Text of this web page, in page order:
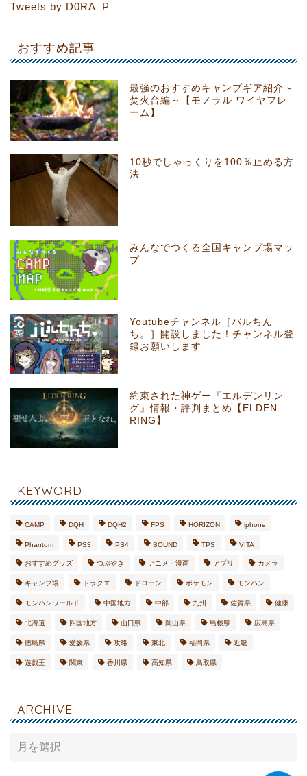
Tweets by D0RA_P
おすすめ記事
最強のおすすめキャンプギア紹介～
焚火台編～【モノラル ワイヤフレ
ーム】
10秒でしゃっくりを100％止める方
法
みんなでつくる全国キャンプ場マッ
プ
Youtubeチャンネル［バルちん
ち。］開設しました！チャンネル登
録お願いします
約束された神ゲー『エルデンリン
グ』情報・評判まとめ【ELDEN
RING】
KEYWORD
CAMP DQH DQH2 FPS HORIZON iphone
Phantom PS3 PS4 SOUND TPS VITA
おすすめグッズ つぶやき アニメ・漫画 アプリ カメラ
キャンプ場 ドラクエ ドローン ポケモン モンハン
モンハンワールド 中国地方 中部 九州 佐賀県 健康
北海道 四国地方 山口県 岡山県 島根県 広島県
徳島県 愛媛県 攻略 東北 福岡県 近畿
遊戯王 関東 香川県 高知県 鳥取県
ARCHIVE
ME